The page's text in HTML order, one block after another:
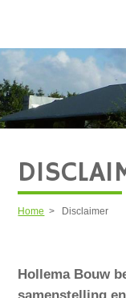
Home > Disclaimer
Hollema Bouw